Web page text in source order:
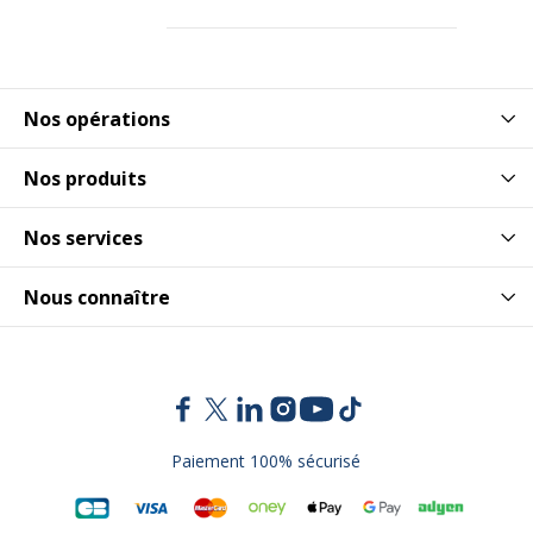
Nos opérations
Nos produits
Nos services
Nous connaître
Paiement 100% sécurisé